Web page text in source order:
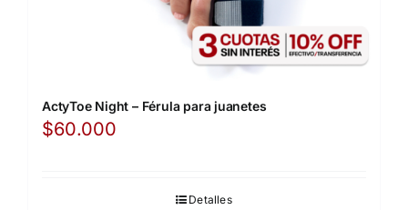
ActyToe Night – Férula para juanetes
$60.000
Detalles